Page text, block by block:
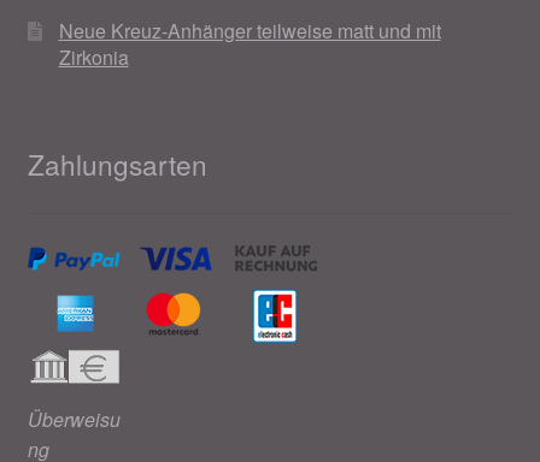
Neue Kreuz-Anhänger teilweise matt und mit
Zirkonia
Zahlungsarten
Überweisu
ng